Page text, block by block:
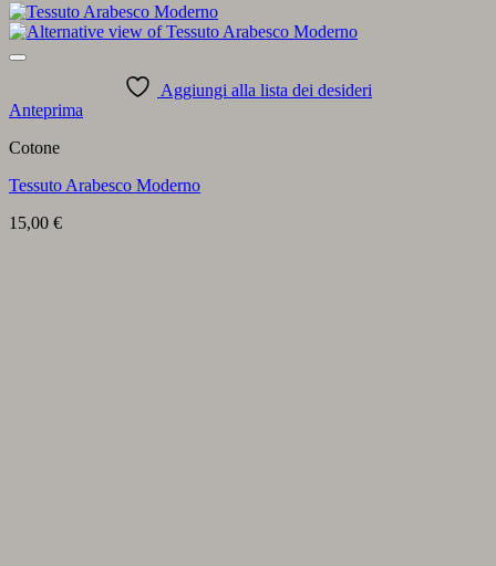
Aggiungi alla lista dei desideri
Anteprima
Cotone
Tessuto Arabesco Moderno
15,00 €